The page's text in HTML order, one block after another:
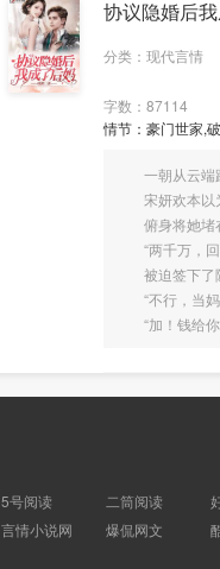
协议隐婚后
分类：现代言情
字数：87114
情节：豪门世家,
一朝从云端跌
宋妍欢本以为
俯身将她堵
“两千万，回
被迫签下了
“不行，当妈
“加！钱给你
5号阅读 二筒阅读
言情小说网 爆侃网文